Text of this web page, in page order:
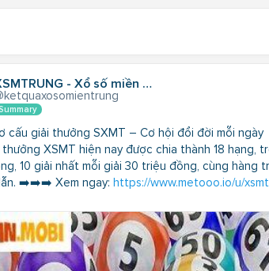
XSMTRUNG - Xổ số miền Trung hôm nay - XSMTR - SXMT
cấu giải thưởng SXMT – Cơ hội đổi đời mỗi ngày
XSMT hiện nay được chia thành 18 hạng,
10 giải nhất mỗi giải 30 triệu đồng, cùng hàng
➡️➡️➡️ Xem ngay: https://www.metooo.io/u/